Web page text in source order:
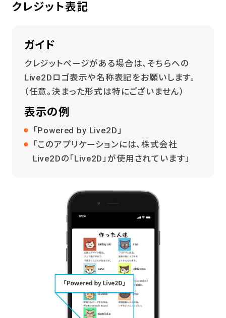
クレジット表記
ガイド
クレジットページがある場合は、そちらへの
Live2Dロゴ表示や名称表記をお願いします。
（任意。決まった形式は特にございません）
表示の例
「Powered by Live2D」
「このアプリケーションには、株式会社
Live2Dの「Live2D」が使用されています」